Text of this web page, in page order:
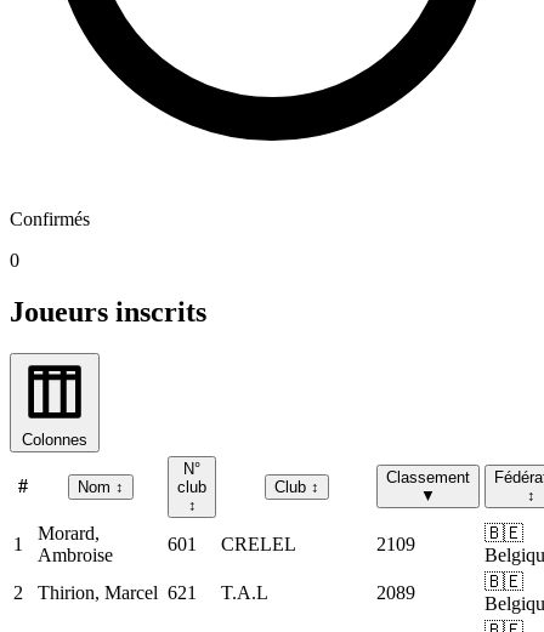
Confirmés
0
Joueurs inscrits
Colonnes
# Nom ↕
N°
club
↕
Club ↕
Classement
▼
↕
1
Morard,
Ambroise
601 CRELEL 2109
🇧🇪
2
Thirion, Marcel 621 T.A.L 2089
🇧🇪